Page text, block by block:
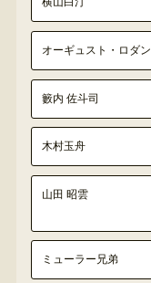
オーギュスト・ロダン
籔内 佐斗司
木村玉舟
山田 昭雲
ミューラー兄弟